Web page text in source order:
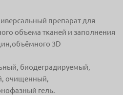
препарат для
объема тканей и заполнения
объёмного 3D
биодеградируемый,
очищенный,
гель.